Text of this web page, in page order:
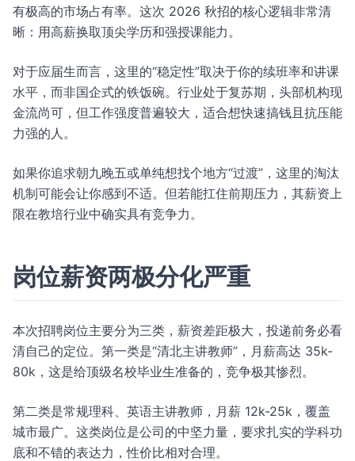
有极高的市场占有率。这次 2026 秋招的核心逻辑非常清
晰：用高薪换取顶尖学历和强授课能力。
对于应届生而言，这里的“稳定性”取决于你的续班率和讲课
水平，而非国企式的铁饭碗。行业处于复苏期，头部机构现
金流尚可，但工作强度普遍较大，适合想快速搞钱且抗压能
力强的人。
如果你追求朝九晚五或单纯想找个地方“过渡”，这里的淘汰
机制可能会让你感到不适。但若能扛住前期压力，其薪资上
限在教培行业中确实具有竞争力。
岗位薪资两极分化严重
本次招聘岗位主要分为三类，薪资差距极大，投递前务必看
清自己的定位。第一类是“清北主讲教师”，月薪高达 35k-
80k，这是给顶级名校毕业生准备的，竞争极其惨烈。
第二类是常规理科、英语主讲教师，月薪 12k-25k，覆盖
城市最广。这类岗位是公司的中坚力量，要求扎实的学科功
底和不错的表达力，性价比相对合理。